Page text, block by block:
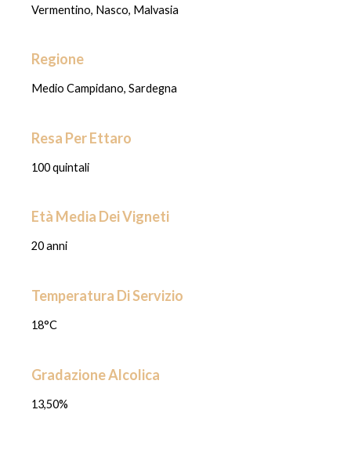
Vermentino, Nasco, Malvasia
Regione
Medio Campidano, Sardegna
Resa Per Ettaro
100 quintali
Età Media Dei Vigneti
20 anni
Temperatura Di Servizio
18°C
Gradazione Alcolica
13,50%